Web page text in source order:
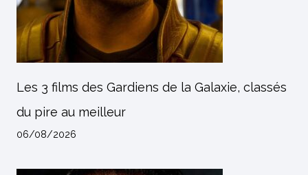
Les 3 films des Gardiens de la Galaxie, classés
du pire au meilleur
06/08/2026